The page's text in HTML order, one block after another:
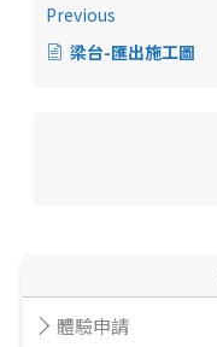
體驗申請
Previous
梁台-匯出施工圖